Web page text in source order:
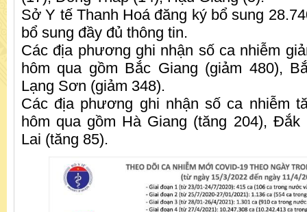
Sở Y tế Thanh Hoá đăng ký bổ sung
bổ sung đầy đủ thông tin.
Các địa phương ghi nhận số ca nhiễm
hôm qua gồm Bắc Giang (giảm 480),
Lạng Sơn (giảm 348).
Các địa phương ghi nhận số ca nhiễm
hôm qua gồm Hà Giang (tăng 204), Đắk
Lai (tăng 85).